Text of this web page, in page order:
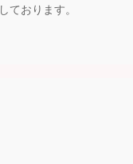
ております。